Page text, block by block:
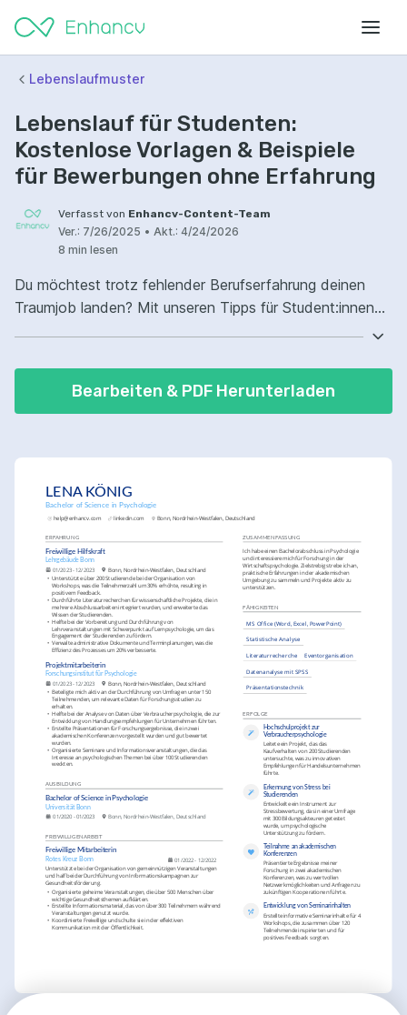
Lebenslaufmuster
Lebenslauf für Studenten:
Kostenlose Vorlagen & Beispiele
für Bewerbungen ohne Erfahrung
Verfasst von Enhancv-Content-Team
Ver.: 7/26/2025 • Akt.: 4/24/2026
8 min lesen
Du möchtest trotz fehlender Berufserfahrung deinen
Traumjob landen? Mit unseren Tipps für Student:innen
Bearbeiten & PDF Herunterladen
LENA KÖNIG
Bachelor of Science in Psychologie
help@enhancv.com
linkedin.com Bonn, Nordrhein-Westfalen, Deutschland
ERFAHRUNG
Freiwillige Hilfskraft
Lehrgebäude Bonn
01/2023 - 12/2023 Bonn, Nordrhein-Westfalen, Deutschland
• Unterstützte über 200 Studierende bei der Organisation von
Workshops, was die Teilnehmerzahl um 30% erhöhte, resulting in
positivem Feedback.
• Durchführte Literaturrecherchen für wissenschaftliche Projekte, die in
mehrere Abschlussarbeiten integriert wurden, und erweiterte das
Wissen der Studierenden.
• Helfte bei der Vorbereitung und Durchführung von
Lehrveranstaltungen mit Schwerpunkt auf Lernpsychologie, um das
Engagement der Studierenden zu fördern.
• Verwalte administrative Dokumente und Terminplanungen, was die
Effizienz des Prozesses um 20% verbesserte.
Projektmitarbeiterin
Forschungsinstitut für Psychologie
01/2023 - 12/2023
Bonn, Nordrhein-Westfalen, Deutschland
• Beteiligte mich aktiv an der Durchführung von Umfragen unter 150
Teilnehmenden, um relevante Daten für Forschungsstudien zu
erhalten.
• Helfte bei der Analyse von Daten über Verbraucherpsychologie, die zur
Entwicklung von Handlungsempfehlungen für Unternehmen führten.
• Erstellte Präsentationen für Forschungsergebnisse, die in zwei
akademischen Konferenzen vorgestellt wurden und gut bewertet
wurden.
• Organisierte Seminare und Informationsveranstaltungen, die das
Interesse an psychologischen Themen bei über 100 Studierenden
weckten.
AUSBILDUNG
Bachelor of Science in Psychologie
Universität Bonn
01/2020 - 01/2023 Bonn, Nordrhein-Westfalen, Deutschland
FREIWILLIGENARBEIT
Freiwillige Mitarbeiterin
Rotes Kreuz Bonn
01/2022 - 12/2022
Unterstützte bei der Organisation von gemeinnützigen Veranstaltungen
und half bei der Durchführung von Informationskampagnen zur
Gesundheitsförderung.
• Organisierte geheime Veranstaltungen, die über 500 Menschen über
wichtige Gesundheitsthemen aufklärten.
• Erstellte Informationsmaterial, das von über 300 Teilnehmern während
Veranstaltungen genutzt wurde.
• Koordinierte Freiwillige und schulte sie in der effektiven
Kommunikation mit der Öffentlichkeit.
ZUSAMMENFASSUNG
Ich habe einen Bachelorabschluss in Psychologie
und interessiere mich für Forschung in der
Wirtschaftspsychologie. Zielstrebig strebe ich an,
praktische Erfahrungen in der akademischen
Umgebung zu sammeln und Projekte aktiv zu
unterstützen.
FÄHIGKEITEN
MS Office (Word, Excel, PowerPoint)
Statistische Analyse
Literaturrecherche Eventorganisation
Datenanalyse mit SPSS
Präsentationstechnik
ERFOLGE
Hochschulprojekt zur
Verbraucherpsychologie
Leitete ein Projekt, das das
Kaufverhalten von 200 Studierenden
untersuchte, was zu innovativen
Empfehlungen für Handelsunternehmen
führte.
Erkennung von Stress bei
Studierenden
Entwickelte ein Instrument zur
Stressbewertung, das in einer Umfrage
mit 300 Bildungsakteuren getestet
wurde, um psychologische
Unterstützung zu fördern.
Teilnahme an akademischen
Konferenzen
Präsentierte Ergebnisse meiner
Forschung in zwei akademischen
Konferenzen, was zu wertvollen
Netzwerkmöglichkeiten und Anfragen zu
zukünftigen Kooperationen führte.
Entwicklung von Seminarinhalten
Erstellte informative Seminarinhalte für 4
Workshops, die zusammen über 120
Teilnehmende inspirierten und für
positives Feedback sorgten.